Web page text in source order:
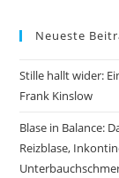
Neueste
Stille hallt wider:
Frank Kinslow
Blase in Balance:
Reizblase,